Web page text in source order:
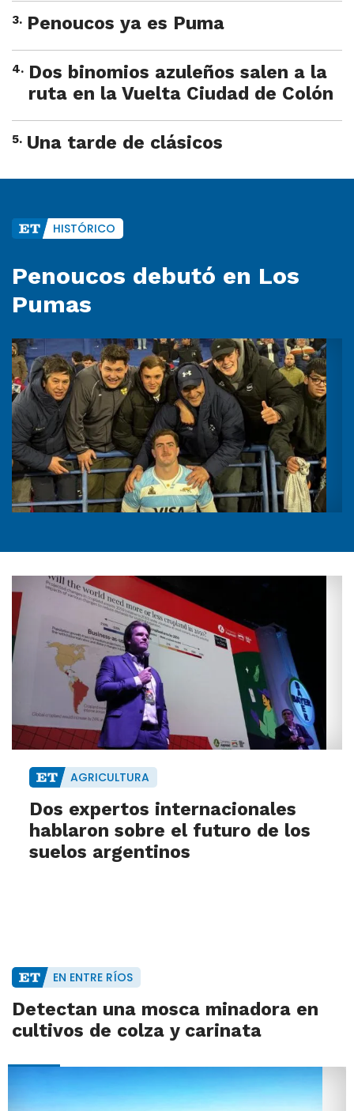
3. Penoucos ya es Puma
4. Dos binomios azuleños salen a la
ruta en la Vuelta Ciudad de Colón
5. Una tarde de clásicos
HISTÓRICO
Penoucos debutó en Los
Pumas
AGRICULTURA
Dos expertos internacionales
hablaron sobre el futuro de los
suelos argentinos
EN ENTRE RÍOS
Detectan una mosca minadora en
cultivos de colza y carinata